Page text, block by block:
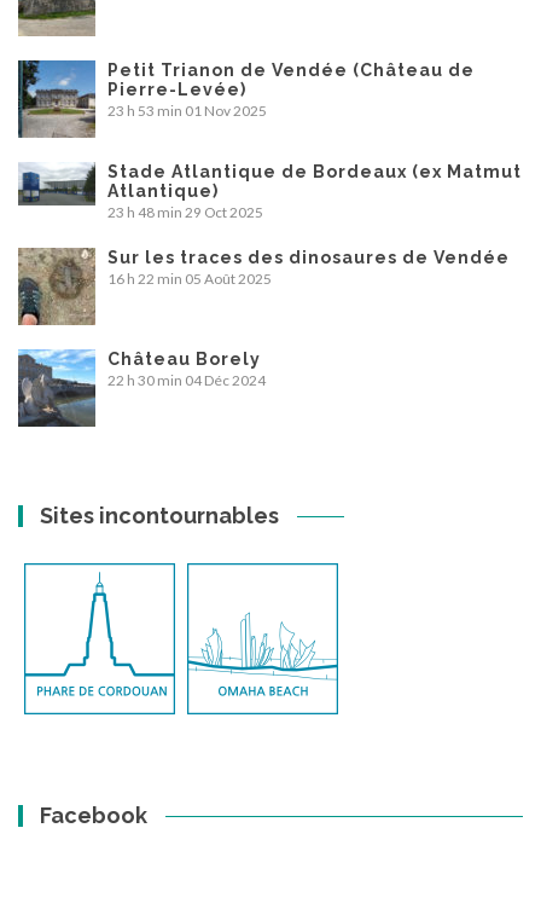
Petit Trianon de Vendée (Château de
Pierre-Levée)
23 h 53 min 01 Nov 2025
Stade Atlantique de Bordeaux (ex Matmut
Atlantique)
23 h 48 min 29 Oct 2025
Sur les traces des dinosaures de Vendée
16 h 22 min 05 Août 2025
Château Borely
22 h 30 min 04 Déc 2024
Sites incontournables
Facebook